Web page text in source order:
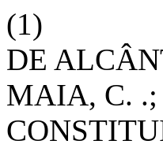
(1)
DE
MAIA, C. .;